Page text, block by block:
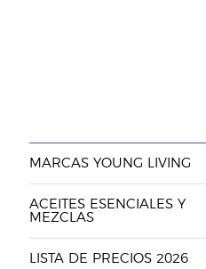
MARCAS YOUNG LIVING
ACEITES ESENCIALES Y
MEZCLAS
LISTA DE PRECIOS 2026